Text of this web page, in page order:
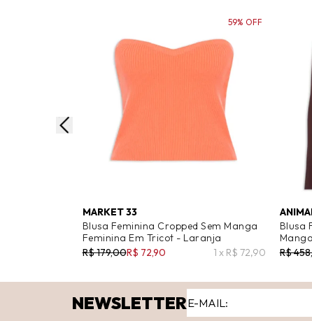
MARKET 33
Blusa Feminina Cropped Sem Manga
Feminina Em Tricot - Laranja
R$ 179,00R$ 72,90 1 x R$ 72,90
59% OFF
Blusa
R$
NEWSLETTER